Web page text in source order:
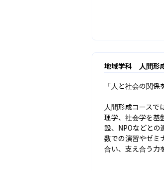
地域学科 人間形
「人と社会の関
人間形成コース
理学、社会学を基
設、NPOなどとの
数での演習やゼミ
合い、支え合う力